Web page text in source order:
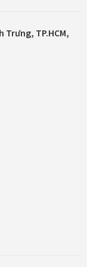
Trưng, TP.HCM,